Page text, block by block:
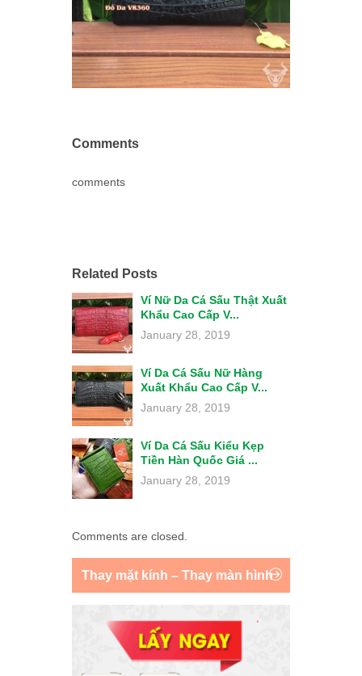
Comments
comments
Related Posts
Ví Nữ Da Cá Sấu Thật Xuất
Khẩu Cao Cấp V...
January 28, 2019
Ví Da Cá Sấu Nữ Hàng
Xuất Khẩu Cao Cấp V...
January 28, 2019
Ví Da Cá Sấu Kiểu Kẹp
Tiền Hàn Quốc Giá ...
January 28, 2019
Comments are closed.
Thay mặt kính – Thay màn hình